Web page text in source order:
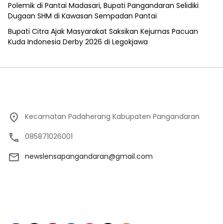
Polemik di Pantai Madasari, Bupati Pangandaran Selidiki
Dugaan SHM di Kawasan Sempadan Pantai
Bupati Citra Ajak Masyarakat Saksikan Kejurnas Pacuan
Kuda Indonesia Derby 2026 di Legokjawa
Kecamatan Padaherang Kabupaten Pangandaran
085871026001
newslensapangandaran@gmail.com